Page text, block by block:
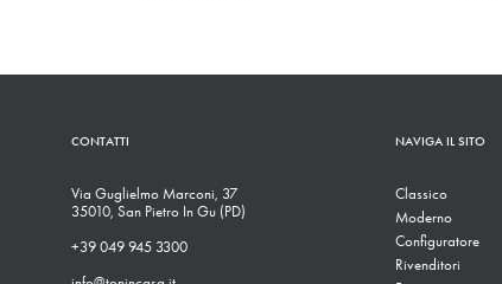
CONTATTI
Via Guglielmo Marconi, 37
35010, San Pietro In Gu (PD)
+39 049 945 3300
NAVIGA IL SITO
Classico
Moderno
Configuratore
Rivenditori